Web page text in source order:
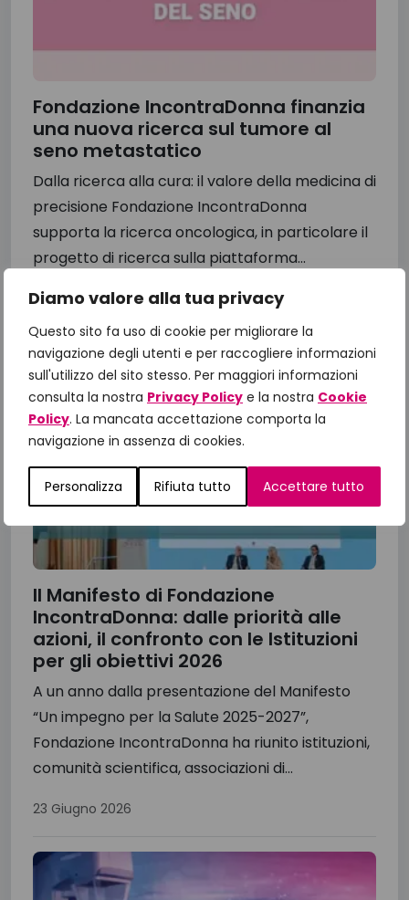
Diamo valore alla tua privacy
Questo sito fa uso di cookie per migliorare la
navigazione degli utenti e per raccogliere informazioni
sull'utilizzo del sito stesso. Per maggiori informazioni
consulta la nostra Privacy Policy e la nostra Cookie
Policy. La mancata accettazione comporta la
navigazione in assenza di cookies.
Personalizza Rifiuta tutto Accettare tutto
Fondazione IncontraDonna finanzia
una nuova ricerca sul tumore al
seno metastatico
Dalla ricerca alla cura: il valore della medicina di
precisione Fondazione IncontraDonna
supporta la ricerca oncologica, in particolare il
progetto di ricerca sulla piattaforma...
13 Luglio 2026
Il Manifesto di Fondazione
IncontraDonna: dalle priorità alle
azioni, il confronto con le Istituzioni
per gli obiettivi 2026
A un anno dalla presentazione del Manifesto
“Un impegno per la Salute 2025-2027”,
Fondazione IncontraDonna ha riunito istituzioni,
comunità scientifica, associazioni di...
23 Giugno 2026